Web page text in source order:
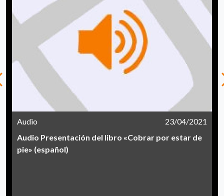
Audio
23/04/2021
Audio Presentación del libro «Cobrar por estar de
pie» (español)